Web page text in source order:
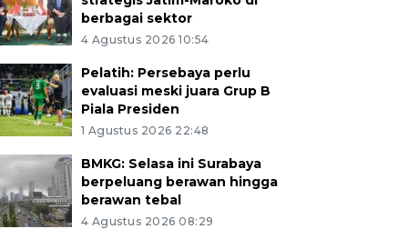
berbagai sektor
4 Agustus 2026 10:54
Pelatih: Persebaya perlu
evaluasi meski juara Grup B
Piala Presiden
1 Agustus 2026 22:48
BMKG: Selasa ini Surabaya
berpeluang berawan hingga
berawan tebal
4 Agustus 2026 08:29